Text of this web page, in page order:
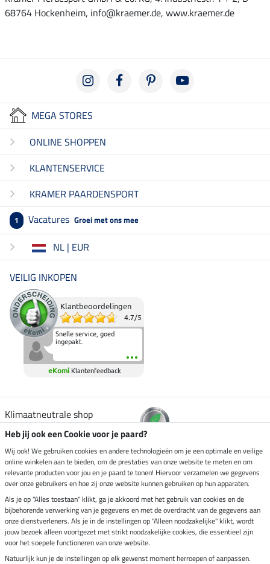
68764 Hockenheim, info@kraemer.de, www.kraemer.de
MEGA STORES
ONLINE SHOPPEN
KLANTENSERVICE
KRAMER PAARDENSPORT
1 Vacatures Groei met ons mee
NL | EUR
VEILIG INKOPEN
Klantbeoordelingen
4.7/5
Snelle service, goed
ingepakt.
eKomi Klantenfeedback
Klimaatneutrale shop
Verzending per
Veilig betalen met
Impressum
Heb jij ook een Cookie voor je paard?
Wij ook! We gebruiken cookies en andere technologieën om je een optimale en veilige
online winkelen aan te bieden, om de prestaties van onze website te meten en om
relevante producten voor jou en je paard te tonen! Hiervoor verzamelen we gegevens
over onze gebruikers en hoe zij onze website kunnen gebruiken op hun apparaten.
Als je op "Alles toestaan" klikt, ga je akkoord met het gebruik van cookies en de
bijbehorende verwerking van je gegevens en met de overdracht van de gegevens aan
onze dienstverleners. Als je in de instellingen op "Alleen noodzakelijke" klikt, wordt
jouw bezoek alleen voortgezet met strikt noodzakelijke cookies, die essentieel zijn
voor het soepele functioneren van onze website.
Natuurlijk kun je de instellingen op elk gewenst moment herroepen of aanpassen.